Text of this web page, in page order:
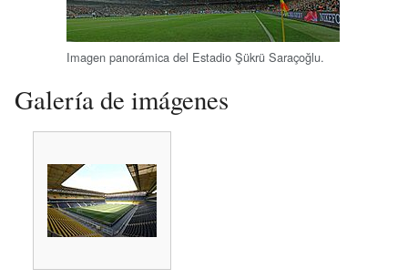
Imagen panorámica del Estadio Şükrü Saraçoğlu.
Galería de imágenes